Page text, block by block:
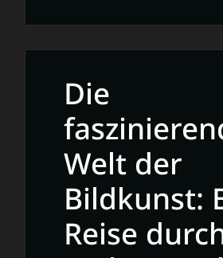
der
Die
Welt der
Bildkunst:
Reise